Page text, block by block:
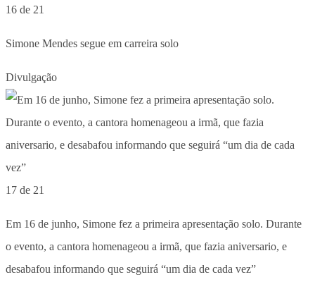
16 de 21
Simone Mendes segue em carreira solo
Divulgação
17 de 21
Em 16 de junho, Simone fez a primeira apresentação solo. Durante
o evento, a cantora homenageou a irmã, que fazia aniversario, e
desabafou informando que seguirá “um dia de cada vez”